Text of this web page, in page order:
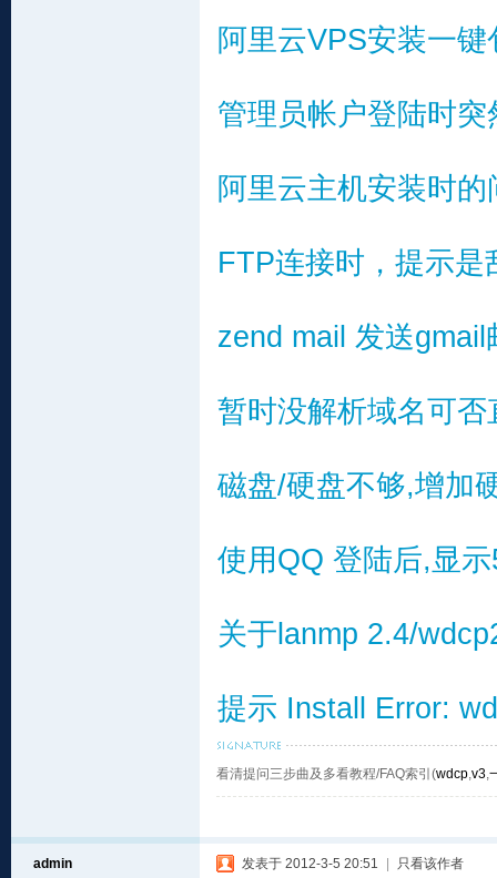
阿里云VPS安装一键
管理员帐户登陆时
阿里云主机安装时的
FTP连接时，提示是
zend mail 发送gmail
暂时没解析域名可
磁盘/硬盘不够,增加
使用QQ 登陆后,显
关于lanmp 2.4/
提示 Install Error:
看清提问三步曲及多看教程/FAQ索引(wdcp,v3,
admin 发表于 2012-3-5 20:51 只看该作者